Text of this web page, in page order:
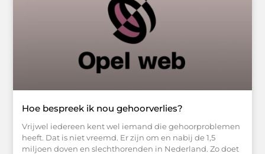
Hoe bespreek ik nou gehoorverlies?
Vrijwel iedereen kent wel iemand die gehoorproblemen
heeft. Dat is niet vreemd. Er zijn om en nabij de 1,5
miljoen doven en slechthorenden in Nederland. Zo doet